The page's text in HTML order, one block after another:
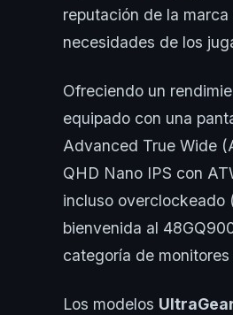
reputación de la marca
necesidades de los
Ofreciendo un
equipado con una
Advanced True Wide
QHD Nano IPS con
incluso overclockeado
bienvenida al
categoría de monitores
Los modelos